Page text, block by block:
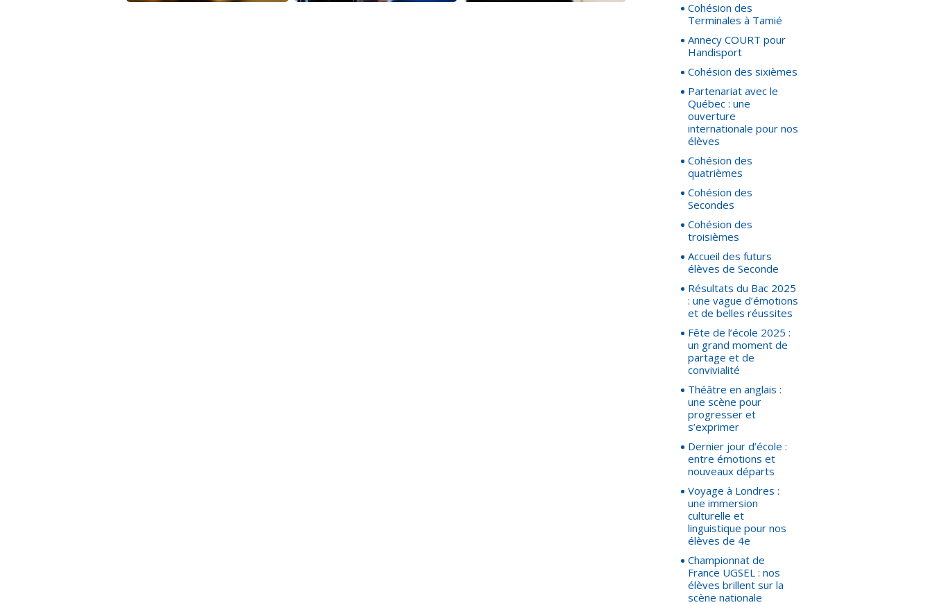
Cohésion des
Terminales à Tamié
Annecy COURT pour
Handisport
Cohésion des sixièmes
Partenariat avec le
Québec : une
ouverture
internationale pour nos
élèves
Cohésion des
quatrièmes
Cohésion des
Secondes
Cohésion des
troisièmes
Accueil des futurs
élèves de Seconde
Résultats du Bac 2025
: une vague d’émotions
et de belles réussites
Fête de l’école 2025 :
un grand moment de
partage et de
convivialité
Théâtre en anglais :
une scène pour
progresser et
s’exprimer
Dernier jour d’école :
entre émotions et
nouveaux départs
Voyage à Londres :
une immersion
culturelle et
linguistique pour nos
élèves de 4e
Championnat de
France UGSEL : nos
élèves brillent sur la
scène nationale